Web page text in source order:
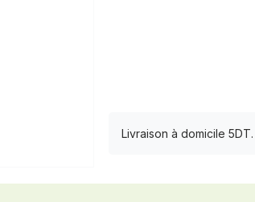
Livraison à domicile